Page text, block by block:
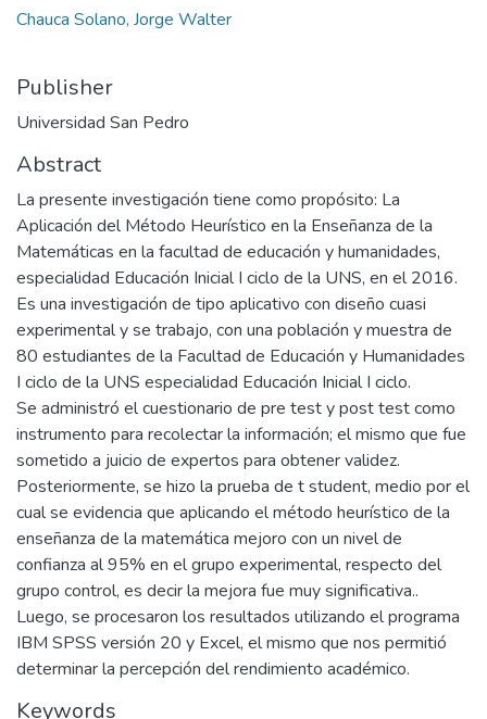
Chauca Solano, Jorge Walter
Publisher
Universidad San Pedro
Abstract
La presente investigación tiene como propósito: La
Aplicación del Método Heurístico en la Enseñanza de la
Matemáticas en la facultad de educación y humanidades,
especialidad Educación Inicial I ciclo de la UNS, en el 2016.
Es una investigación de tipo aplicativo con diseño cuasi
experimental y se trabajo, con una población y muestra de
80 estudiantes de la Facultad de Educación y Humanidades
I ciclo de la UNS especialidad Educación Inicial I ciclo.
Se administró el cuestionario de pre test y post test como
instrumento para recolectar la información; el mismo que fue
sometido a juicio de expertos para obtener validez.
Posteriormente, se hizo la prueba de t student, medio por el
cual se evidencia que aplicando el método heurístico de la
enseñanza de la matemática mejoro con un nivel de
confianza al 95% en el grupo experimental, respecto del
grupo control, es decir la mejora fue muy significativa..
Luego, se procesaron los resultados utilizando el programa
IBM SPSS versión 20 y Excel, el mismo que nos permitió
determinar la percepción del rendimiento académico.
Keywords